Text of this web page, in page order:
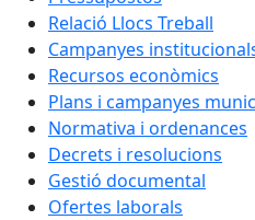
Relació Llocs Treball
Campanyes
Recursos econòmics
Plans i campanyes
Normativa i ordenances
Decrets i resolucions
Gestió documental
Ofertes laborals